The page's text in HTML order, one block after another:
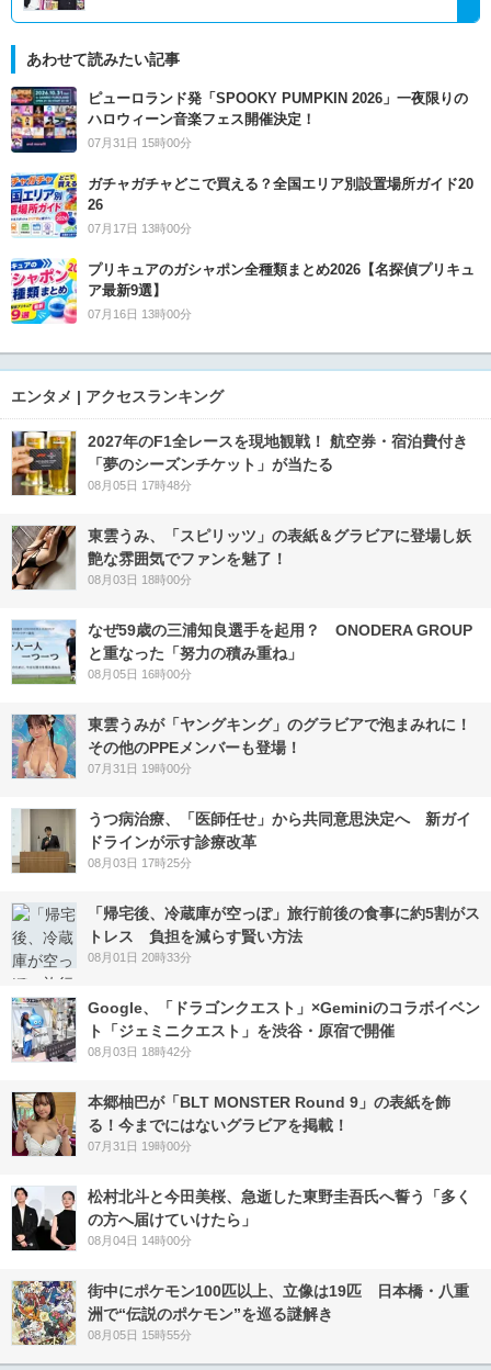
あわせて読みたい記事
ピューロランド発「SPOOKY PUMPKIN 2026」一夜限りの
ハロウィーン音楽フェス開催決定！
07月31日 15時00分
ガチャガチャどこで買える？全国エリア別設置場所ガイド20
26
07月17日 13時00分
プリキュアのガシャポン全種類まとめ2026【名探偵プリキュ
ア最新9選】
07月16日 13時00分
エンタメ | アクセスランキング
2027年のF1全レースを現地観戦！ 航空券・宿泊費付き
「夢のシーズンチケット」が当たる
08月05日 17時48分
東雲うみ、「スピリッツ」の表紙＆グラビアに登場し妖
艶な雰囲気でファンを魅了！
08月03日 18時00分
なぜ59歳の三浦知良選手を起用？ ONODERA GROUP
と重なった「努力の積み重ね」
08月05日 16時00分
東雲うみが「ヤングキング」のグラビアで泡まみれに！
その他のPPEメンバーも登場！
07月31日 19時00分
うつ病治療、「医師任せ」から共同意思決定へ 新ガイ
ドラインが示す診療改革
08月03日 17時25分
「帰宅後、冷蔵庫が空っぽ」旅行前後の食事に約5割がス
トレス 負担を減らす賢い方法
08月01日 20時33分
Google、「ドラゴンクエスト」×Geminiのコラボイベン
ト「ジェミニクエスト」を渋谷・原宿で開催
08月03日 18時42分
本郷柚巴が「BLT MONSTER Round 9」の表紙を飾
る！今までにはないグラビアを掲載！
07月31日 19時00分
松村北斗と今田美桜、急逝した東野圭吾氏へ誓う「多く
の方へ届けていけたら」
08月04日 14時00分
街中にポケモン100匹以上、立像は19匹 日本橋・八重
洲で“伝説のポケモン”を巡る謎解き
08月05日 15時55分